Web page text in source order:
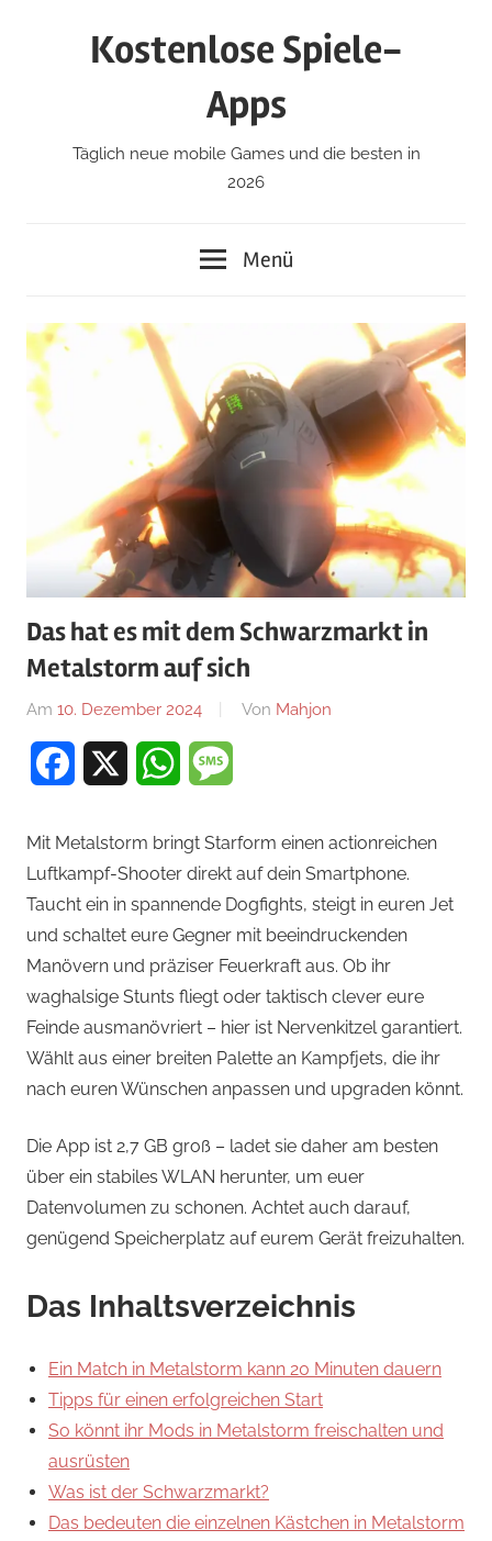
Kostenlose Spiele-
Apps
Täglich neue mobile Games und die besten in
2026
Menü
Das hat es mit dem Schwarzmarkt in
Metalstorm auf sich
Am 10. Dezember 2024 Von Mahjon
Facebook WhatsApp
Mit Metalstorm bringt Starform einen actionreichen
Luftkampf-Shooter direkt auf dein Smartphone.
Taucht ein in spannende Dogfights, steigt in euren Jet
und schaltet eure Gegner mit beeindruckenden
Manövern und präziser Feuerkraft aus. Ob ihr
waghalsige Stunts fliegt oder taktisch clever eure
Feinde ausmanövriert – hier ist Nervenkitzel garantiert.
Wählt aus einer breiten Palette an Kampfjets, die ihr
nach euren Wünschen anpassen und upgraden könnt.
Die App ist 2,7 GB groß – ladet sie daher am besten
über ein stabiles WLAN herunter, um euer
Datenvolumen zu schonen. Achtet auch darauf,
genügend Speicherplatz auf eurem Gerät freizuhalten.
Das Inhaltsverzeichnis
Ein Match in Metalstorm kann 20 Minuten dauern
Tipps für einen erfolgreichen Start
So könnt ihr Mods in Metalstorm freischalten und
ausrüsten
Was ist der Schwarzmarkt?
Das bedeuten die einzelnen Kästchen in Metalstorm